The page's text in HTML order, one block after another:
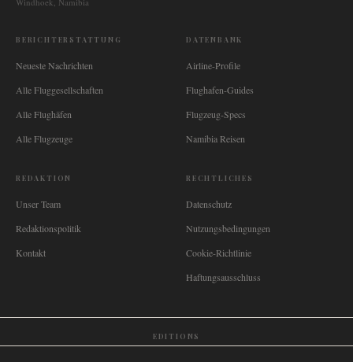
BERICHTERSTATTUNG
Neueste Nachrichten
Alle Fluggesellschaften
Alle Flughäfen
Alle Flugzeuge
DATENBANK
Airline-Profile
Flughafen-Guides
Flugzeug-Specs
Namibia Reisen
REDAKTION
Unser Team
Redaktionspolitik
Kontakt
RECHTLICHES
Datenschutz
Nutzungsbedingungen
Cookie-Richtlinie
Haftungsausschluss
EDITIONS